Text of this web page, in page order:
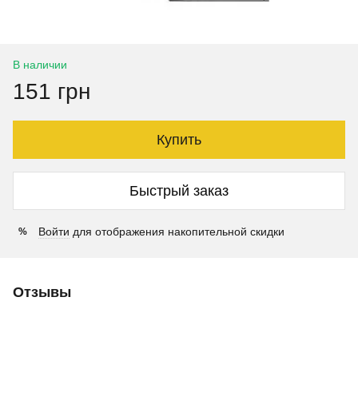
В наличии
151 грн
Купить
Быстрый заказ
% Войти для отображения накопительной скидки
Отзывы